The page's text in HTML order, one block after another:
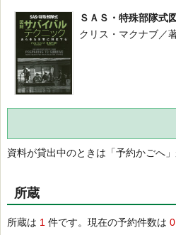
ＳＡＳ・特殊部隊式
クリス・マクナブ／
資料が貸出中のときは「予約かごへ
所蔵
所蔵は 1 件です。現在の予約件数は 0